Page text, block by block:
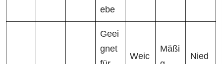
ebe
Geei
gnet
Weic
Mäßi
Nied